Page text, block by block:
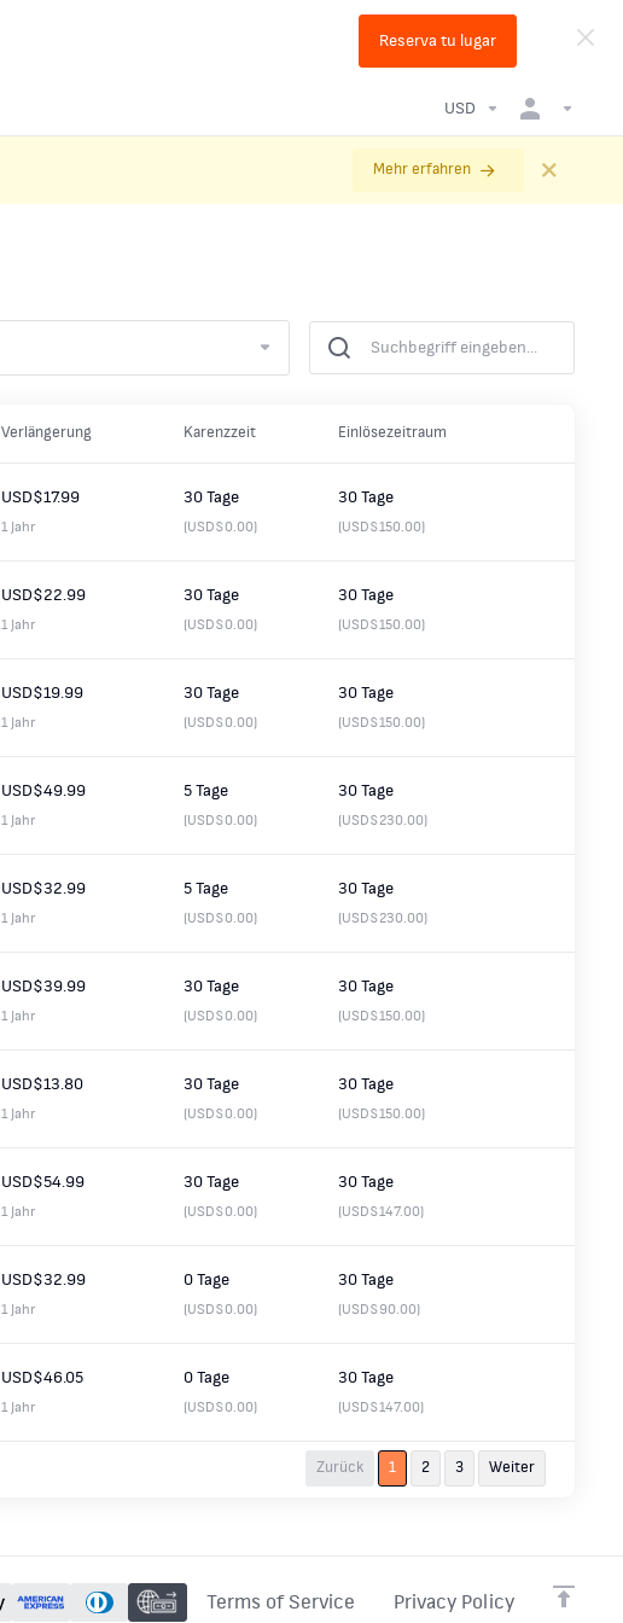
Reserva tu lugar
USD
Mehr erfahren
Verlängerung Karenzzeit Einlösezeitraum
USD$17.99
1 Jahr
30 Tage
(USD$0.00)
30 Tage
(USD$150.00)
USD$22.99
1 Jahr
30 Tage
(USD$0.00)
30 Tage
(USD$150.00)
USD$19.99
1 Jahr
30 Tage
(USD$0.00)
30 Tage
(USD$150.00)
USD$49.99
1 Jahr
5 Tage
(USD$0.00)
30 Tage
(USD$230.00)
USD$32.99
1 Jahr
5 Tage
(USD$0.00)
30 Tage
(USD$230.00)
USD$39.99
1 Jahr
30 Tage
(USD$0.00)
30 Tage
(USD$150.00)
USD$13.80
1 Jahr
30 Tage
(USD$0.00)
30 Tage
(USD$150.00)
USD$54.99
1 Jahr
30 Tage
(USD$0.00)
30 Tage
(USD$147.00)
USD$32.99
1 Jahr
0 Tage
(USD$0.00)
30 Tage
(USD$90.00)
USD$46.05
1 Jahr
0 Tage
(USD$0.00)
30 Tage
(USD$147.00)
Zurück 1 2 3 Weiter
Terms of Service Privacy Policy